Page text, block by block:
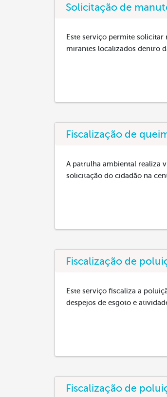
Solicitação de
Este serviço permite
mirantes localizados dentro
Fiscalização de
A patrulha ambiental realiza
solicitação do cidadão na
Fiscalização de
Este serviço fiscaliza a
despejos de esgoto e
Fiscalização de